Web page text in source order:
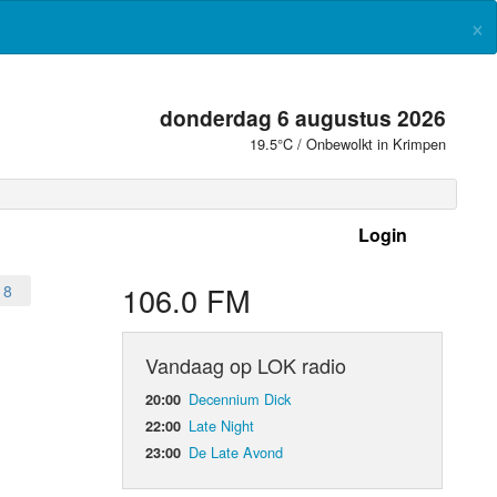
×
donderdag 6 augustus 2026
19.5°C / Onbewolkt in Krimpen
Login
106.0 FM
Vandaag op LOK radio
20:00 Decennium Dick
22:00 Late Night
23:00 De Late Avond